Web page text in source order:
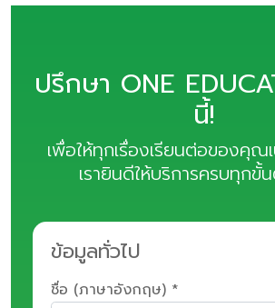
ปรึกษา ONE
นี้!
เพื่อให้ทุกเรื่องเรียนต่อของคุณ
เรายินดีให้บริการครบทุกขั้
ข้อมูลทั่วไป
ชื่อ (ภาษาอังกฤษ) *